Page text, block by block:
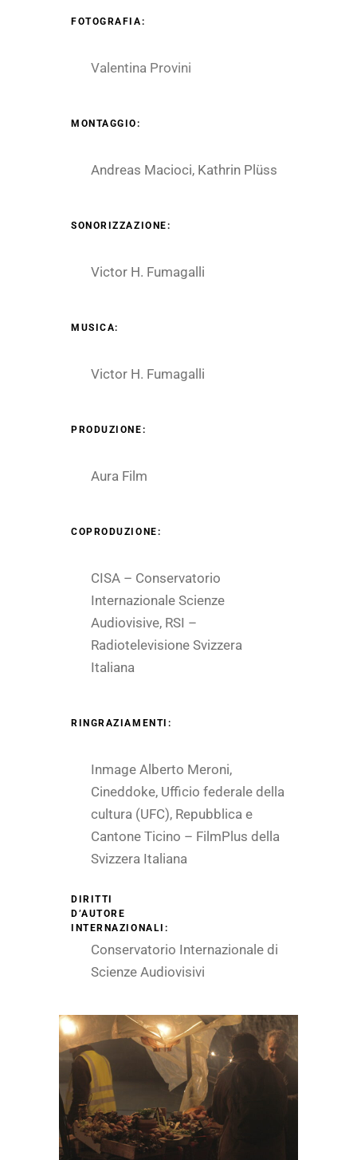
FOTOGRAFIA:
Valentina Provini
MONTAGGIO:
Andreas Macioci, Kathrin Plüss
SONORIZZAZIONE:
Victor H. Fumagalli
MUSICA:
Victor H. Fumagalli
PRODUZIONE:
Aura Film
COPRODUZIONE:
CISA – Conservatorio
Internazionale Scienze
Audiovisive, RSI –
Radiotelevisione Svizzera
Italiana
RINGRAZIAMENTI:
Inmage Alberto Meroni,
Cineddoke, Ufficio federale della
cultura (UFC), Repubblica e
Cantone Ticino – FilmPlus della
Svizzera Italiana
DIRITTI
D’AUTORE
INTERNAZIONALI:
Conservatorio Internazionale di
Scienze Audiovisivi